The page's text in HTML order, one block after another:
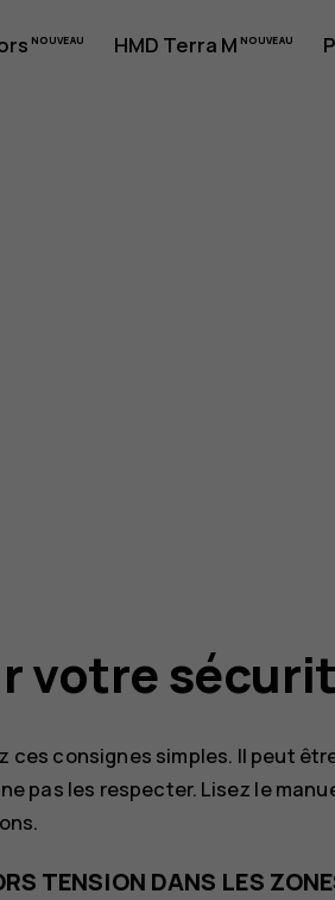
HMD Terra M
votre
ces consignes simples. Il peut
pas les respecter. Lisez le
TENSION DANS LES